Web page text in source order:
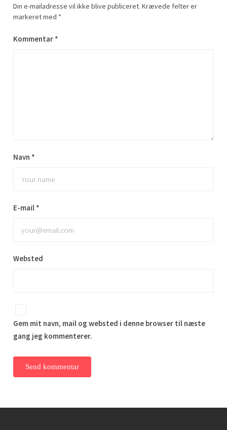
Din e-mailadresse vil ikke blive publiceret. Krævede felter er
markeret med *
Kommentar *
Navn *
E-mail *
Websted
Gem mit navn, mail og websted i denne browser til næste
gang jeg kommenterer.